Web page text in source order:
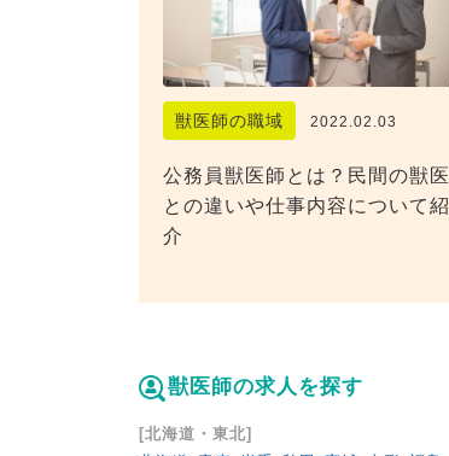
獣医師の職域 2022.02.03
公務員獣医師とは？民間の獣医
との違いや仕事内容について紹
介
獣医師の求人を探す
[北海道・東北]